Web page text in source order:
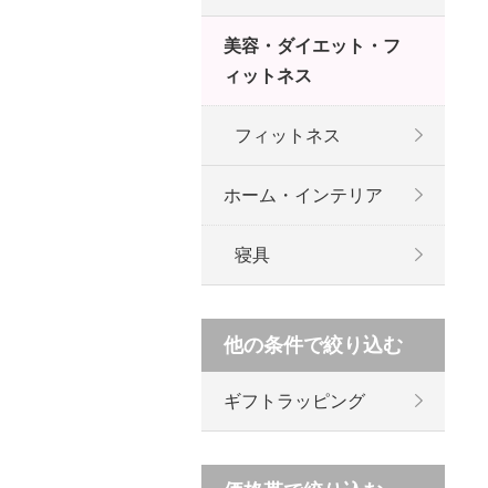
美容・ダイエット・フ
ィットネス
フィットネス
ホーム・インテリア
寝具
他の条件で絞り込む
ギフトラッピング